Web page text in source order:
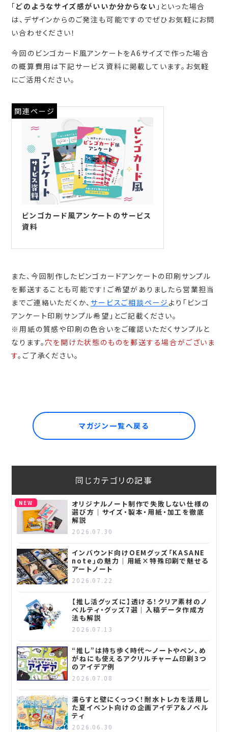
「どのようなサイズ感がいいか分からない 」といった場合
は、デザインからのご発注も可能ですのでぜひお気軽にお問
い合わせください！
今回のビンゴカード風アンケートをA6サイズで作った場合
の概算費用は下記サービス資料に掲載しています。お気軽
にご活用ください。
関連ページ
ビンゴカード風アンケートのサービス
資料
また、今回制作したビンゴカードアンケートの印刷サンプル
を郵送することも可能です！ご希望がありましたら営業担当
までご連絡いただくか、 サービスご相談ページ より「ビンゴ
アンケート印刷サンプル希望」とご記載ください。
※用紙の質感や印刷の色合いをご確認いただくサンプルと
なります。 穴を開けた状態のものを郵送する場合がございま
す。ご了承ください。
同じカテゴリの記事
NEW
オリジナルノート制作で失敗しない仕様の
選び方｜サイズ・製本・用紙・加工を徹底
解説
2026.07.30
インバウンド向けOEMグッズ「KASANE
note」の魅力｜用紙×特殊印刷で魅せる
アートノート
2026.07.22
【推し活グッズに】透ける！クリア素材のノ
ベルティ・グッズ7選｜入稿データ作成方
法も解説
2026.07.13
“推し”は持ち歩く時代～ノートやペン、め
がねにも使えるアクリルチャーム印刷3つ
のアイデア例
2026.07.08
濡らすと壁にくっつく！耐水トレカを活用し
た夏イベント向けの企画アイデア＆ノベル
ティ
2026.06.30
マガジン一覧へ戻る